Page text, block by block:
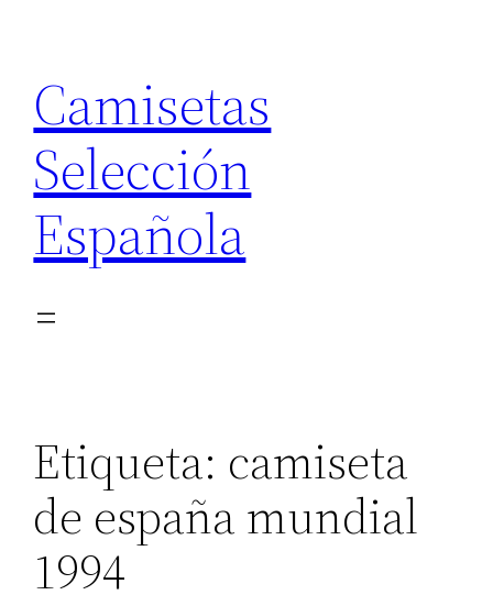
contenido
Camisetas
Selección
Española
Etiqueta: camiseta
de españa mundial
1994